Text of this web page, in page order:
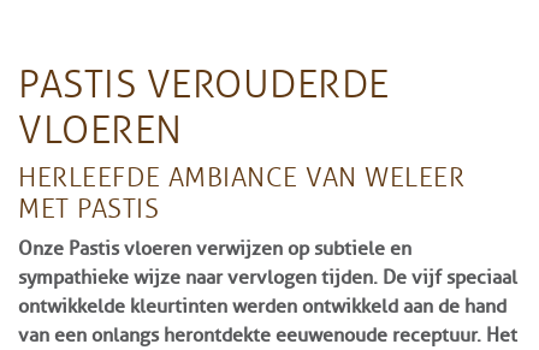
PASTIS VEROUDERDE
VLOEREN
HERLEEF DE AMBIANCE VAN WELEER
MET PASTIS
Onze Pastis vloeren verwijzen op subtiele en
sympathieke wijze naar vervlogen tijden. De vijf speciaal
ontwikkelde kleurtinten werden ontwikkeld aan de hand
van een onlangs herontdekte eeuwenoude receptuur. Het